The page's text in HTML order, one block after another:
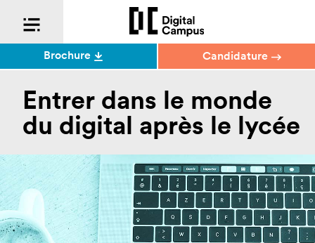
Entrer dans le monde
du digital après le lycée
Brochure Candidature